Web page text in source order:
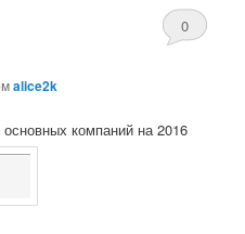
alice2k
0
компаний на 2016